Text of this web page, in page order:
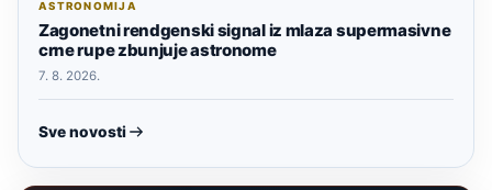
ASTRONOMIJA
Zagonetni rendgenski signal iz mlaza supermasivne
crne rupe zbunjuje astronome
7. 8. 2026.
Sve novosti